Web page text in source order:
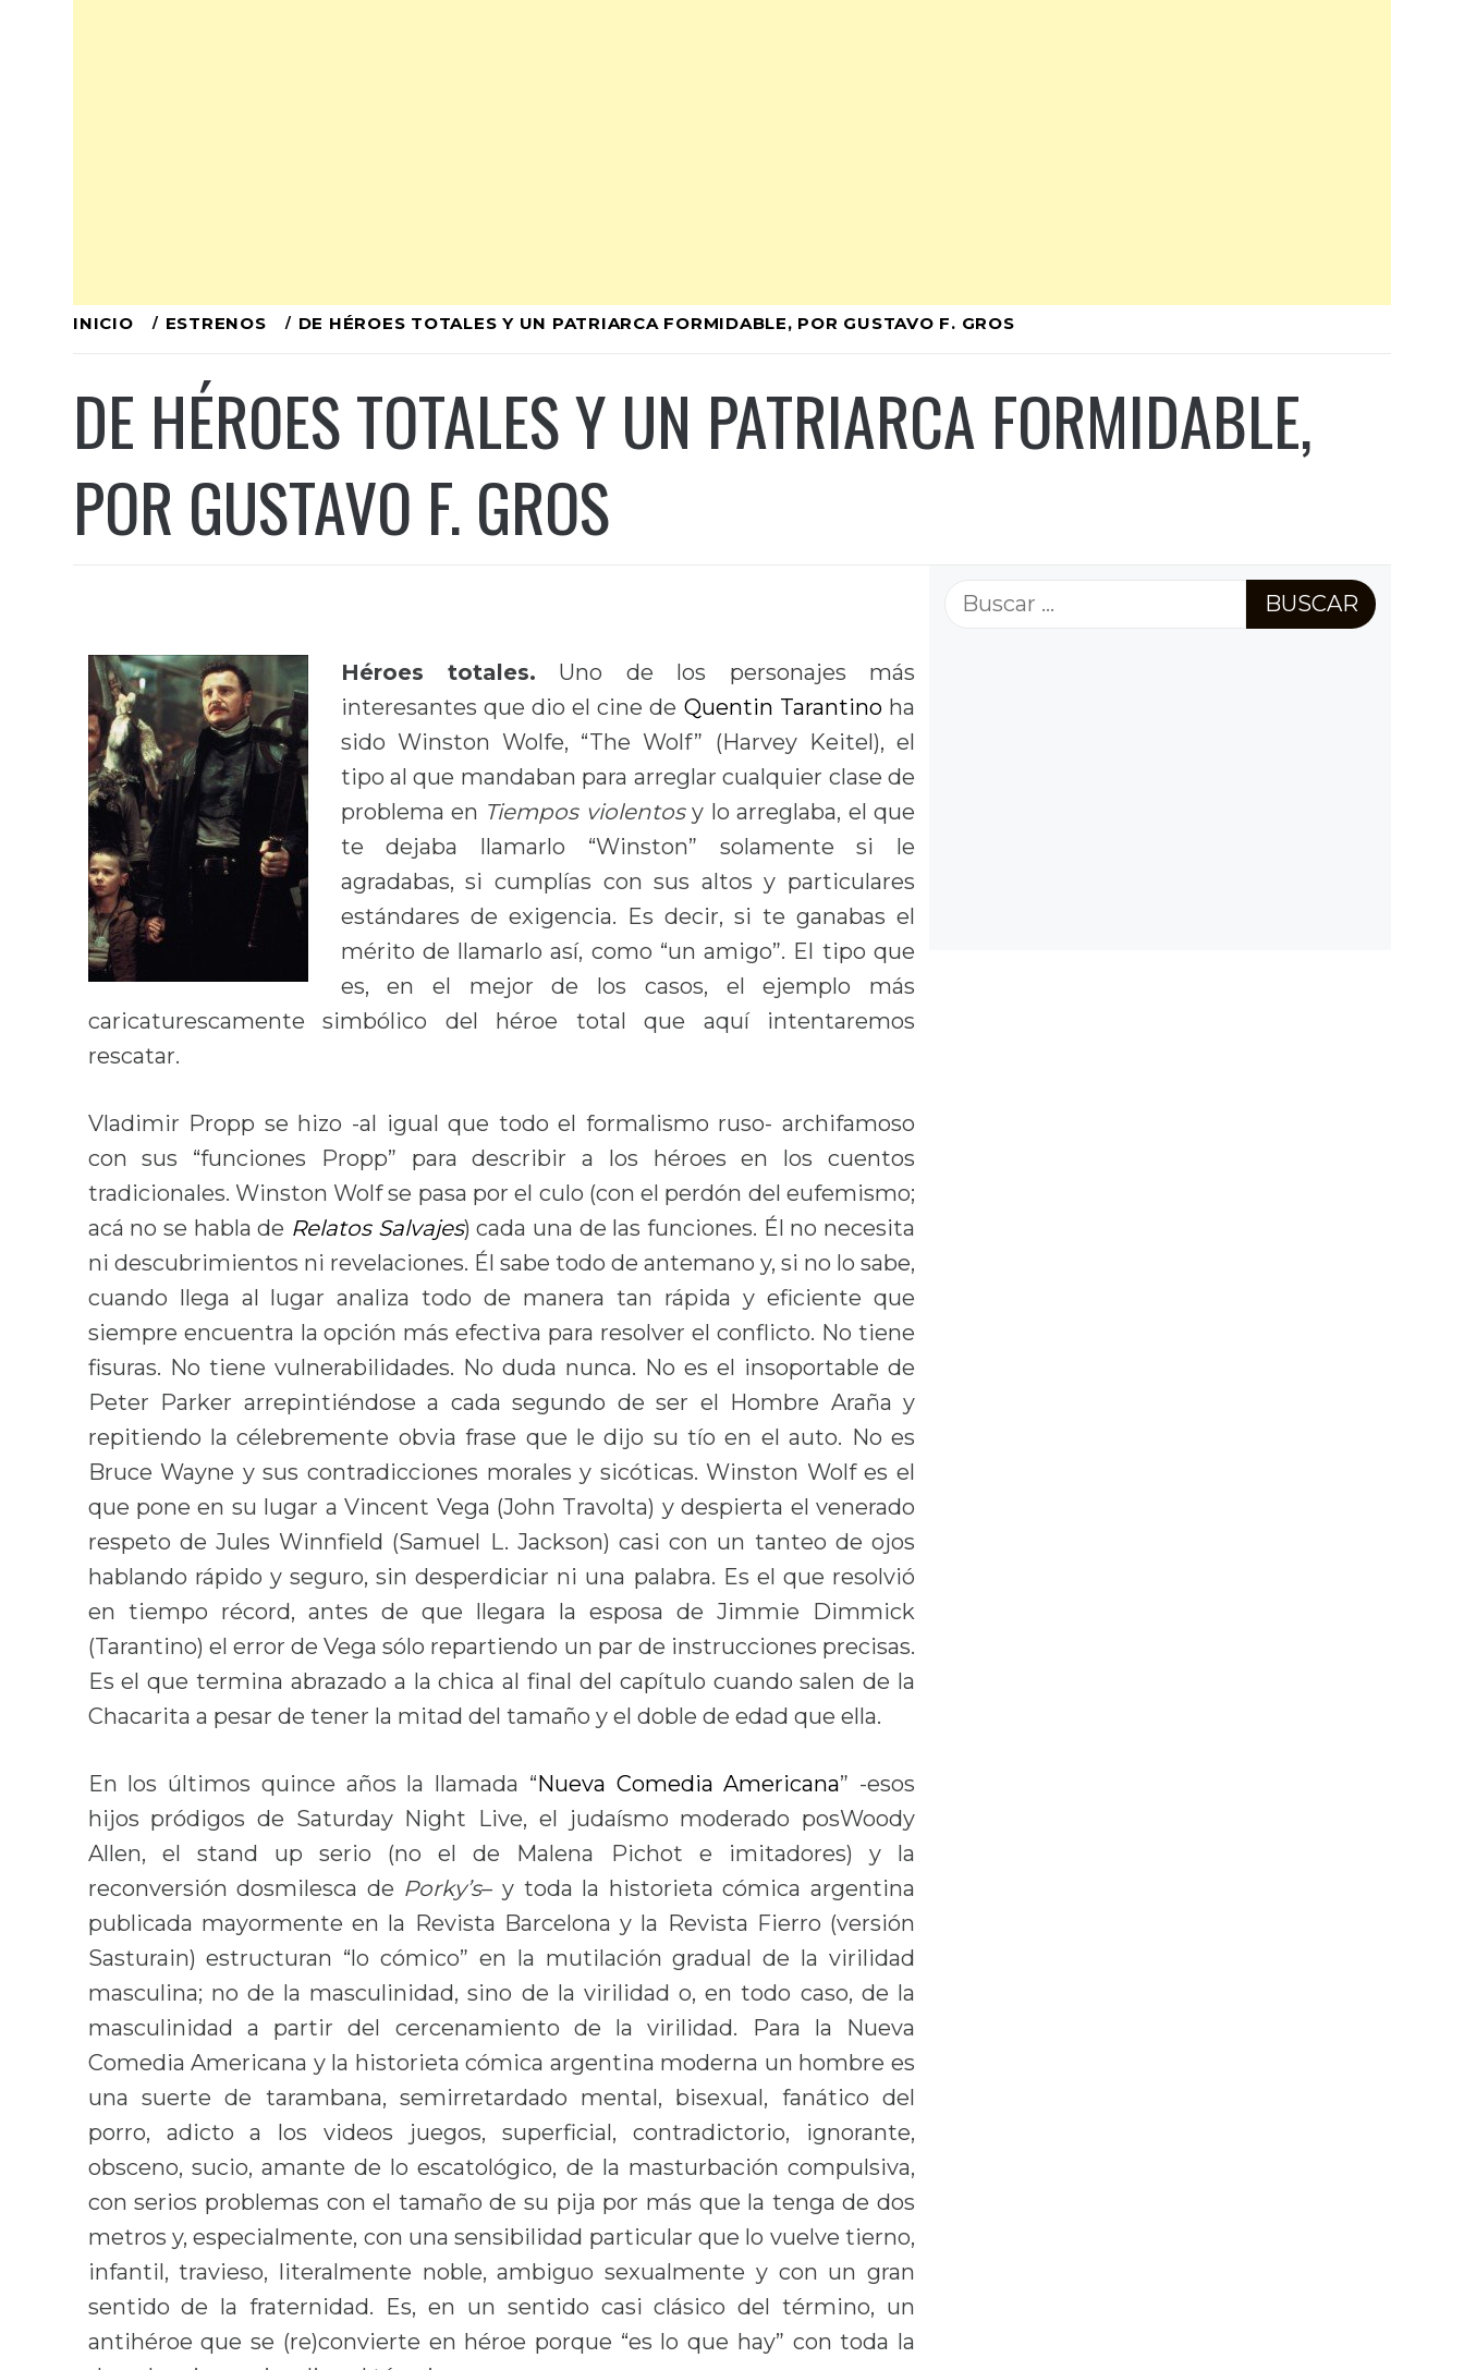
Ir
contenido
INICIO ESTRENOS DE HÉROES TOTALES Y UN PATRIARCA FORMIDABLE, POR GUSTAVO F. GROS
DE HÉROES TOTALES Y UN PATRIARCA FORMIDABLE,
POR GUSTAVO F. GROS
Héroes totales. Uno de los personajes más
interesantes que dio el cine de Quentin Tarantinoha
sido Winston Wolfe, “The Wolf” (Harvey Keitel), el
tipo al que mandaban para arreglar cualquier clase de
problema en Tiempos violentosy lo arreglaba, el que
te dejaba llamarlo “Winston” solamente si le
agradabas, si cumplías con sus altos y particulares
estándares de exigencia. Es decir, si te ganabas el
mérito de llamarlo así, como “un amigo”. El tipo que
es, en el mejor de los casos, el ejemplo más
caricaturescamente simbólico del héroe total que aquí intentaremos
rescatar.
Vladimir Propp se hizo -al igual que todo el formalismo ruso- archifamoso
con sus “funciones Propp” para describir a los héroes en los cuentos
tradicionales. Winston Wolf se pasa por el culo (con el perdón del eufemismo;
acá no se habla de Relatos Salvajes) cada una de las funciones. Él no necesita
ni descubrimientos ni revelaciones. Él sabe todo de antemano y, si no lo sabe,
cuando llega al lugar analiza todo de manera tan rápida y eficiente que
siempre encuentra la opción más efectiva para resolver el conflicto. No tiene
fisuras. No tiene vulnerabilidades. No duda nunca. No es el insoportable de
Peter Parker arrepintiéndose a cada segundo de ser el Hombre Araña y
repitiendo la célebremente obvia frase que le dijo su tío en el auto. No es
Bruce Wayne y sus contradicciones morales y sicóticas. Winston Wolf es el
que pone en su lugar a Vincent Vega (John Travolta) y despierta el venerado
respeto de Jules Winnfield (Samuel L. Jackson) casi con un tanteo de ojos
hablando rápido y seguro, sin desperdiciar ni una palabra. Es el que resolvió
en tiempo récord, antes de que llegara la esposa de Jimmie Dimmick
(Tarantino) el error de Vega sólo repartiendo un par de instrucciones precisas.
Es el que termina abrazado a la chica al final del capítulo cuando salen de la
Chacarita a pesar de tener la mitad del tamaño y el doble de edad que ella.
En los últimos quince años la llamada “Nueva Comedia Americana” -esos
hijos pródigos de Saturday Night Live, el judaísmo moderado posWoody
Allen, el stand up serio (no el de Malena Pichot e imitadores) y la
reconversión dosmilesca de Porky’s– y toda la historieta cómica argentina
publicada mayormente en la Revista Barcelona y la Revista Fierro (versión
Sasturain) estructuran “lo cómico” en la mutilación gradual de la virilidad
masculina; no de la masculinidad, sino de la virilidad o, en todo caso, de la
masculinidad a partir del cercenamiento de la virilidad. Para la Nueva
Comedia Americana y la historieta cómica argentina moderna un hombre es
una suerte de tarambana, semirretardado mental, bisexual, fanático del
porro, adicto a los videos juegos, superficial, contradictorio, ignorante,
obsceno, sucio, amante de lo escatológico, de la masturbación compulsiva,
con serios problemas con el tamaño de su pija por más que la tenga de dos
metros y, especialmente, con una sensibilidad particular que lo vuelve tierno,
infantil, travieso, literalmente noble, ambiguo sexualmente y con un gran
sentido de la fraternidad. Es, en un sentido casi clásico del término, un
antihéroe que se (re)convierte en héroe porque “es lo que hay” con toda la
Buscar: